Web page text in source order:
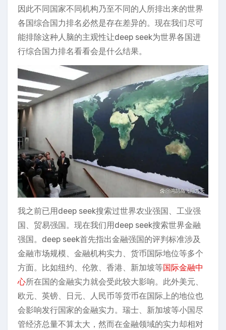
因此不同国家不同机构乃至不同的人所排出来的世界
各国综合国力排名必然是存在差异的。现在我们尽可
能排除这种人脑的主观性让deep seek为世界各国进
行综合国力排名看看会是什么结果。
我之前已用deep seek搜索过世界农业强国、工业强
国、贸易强国。现在我们用deep seek搜索世界金融
强国。deep seek首先指出金融强国的评判标准涉及
金融市场规模、金融机构实力、货币国际地位等多个
方面。比如纽约、伦敦、香港、新加坡等国际金融中
心所在国的金融实力就会受此较大影响。此外美元、
欧元、英镑、日元、人民币等货币在国际上的地位也
会影响发行国家的金融实力。瑞士、新加坡等小国尽
管经济总量不算太大，然而在金融领域的实力却相对